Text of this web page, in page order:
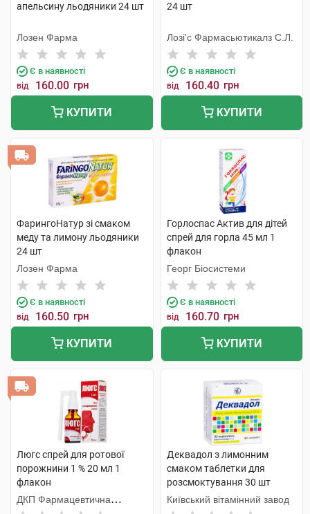
апельсину льодяники 24 шт
Лозен Фарма
Є в наявності
від 160.00 грн
КУПИТИ
24 шт
Лозі'с Фармасьютикалз С.Л.
Є в наявності
від 160.40 грн
КУПИТИ
ФарингоНатур зі смаком
меду та лимону льодяники
24 шт
Лозен Фарма
Є в наявності
від 160.50 грн
КУПИТИ
Горлоспас Актив для дітей
спрей для горла 45 мл 1
флакон
Георг Біосистеми
Є в наявності
від 160.70 грн
КУПИТИ
Люгс спрей для ротової
порожнини 1 % 20 мл 1
флакон
ДКП Фармацевтична
Деквадол з лимонним
смаком таблетки для
розсмоктування 30 шт
Київський вітамінний завод